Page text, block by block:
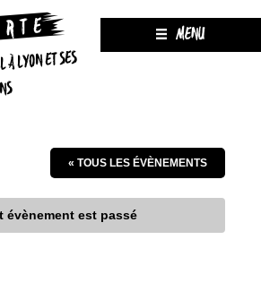
LYON ET SES
MENU
« TOUS LES ÉVÈNEMENTS
évènement est passé